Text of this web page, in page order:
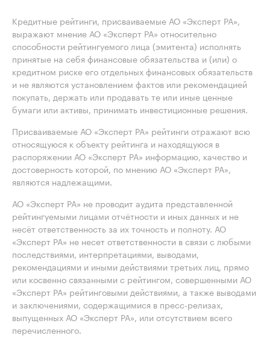
Кредитные рейтинги, присваиваемые АО «Эксперт РА»,
выражают мнение АО «Эксперт РА» относительно
способности рейтингуемого лица (эмитента) исполнять
принятые на себя финансовые обязательства и (или) о
кредитном риске его отдельных финансовых обязательств
и не являются установлением фактов или рекомендацией
покупать, держать или продавать те или иные ценные
бумаги или активы, принимать инвестиционные решения.
Присваиваемые АО «Эксперт РА» рейтинги отражают всю
относящуюся к объекту рейтинга и находящуюся в
распоряжении АО «Эксперт РА» информацию, качество и
достоверность которой, по мнению АО «Эксперт РА»,
являются надлежащими.
АО «Эксперт РА» не проводит аудита представленной
рейтингуемыми лицами отчётности и иных данных и не
несёт ответственность за их точность и полноту. АО
«Эксперт РА» не несет ответственности в связи с любыми
последствиями, интерпретациями, выводами,
рекомендациями и иными действиями третьих лиц, прямо
или косвенно связанными с рейтингом, совершенными АО
«Эксперт РА» рейтинговыми действиями, а также выводами
и заключениями, содержащимися в пресс-релизах,
выпущенных АО «Эксперт РА», или отсутствием всего
перечисленного.